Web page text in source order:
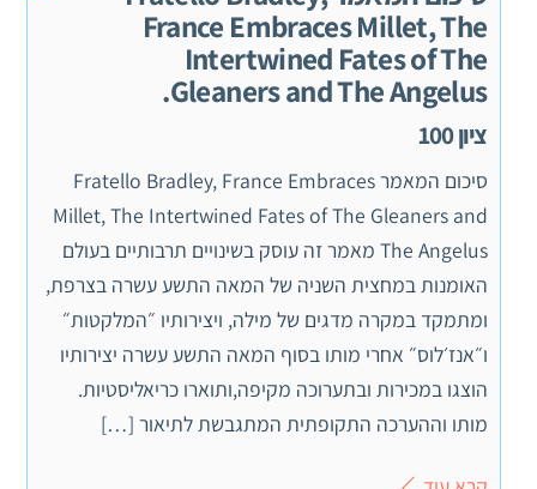
France Embraces Millet, The
Intertwined Fates of The
Gleaners and The Angelus.
ציון 100
סיכום המאמר Fratello Bradley, France Embraces
Millet, The Intertwined Fates of The Gleaners and
The Angelus מאמר זה עוסק בשינויים תרבותיים בעולם
האומנות במחצית השניה של המאה התשע עשרה בצרפת,
ומתמקד במקרה מדגים של מילה, ויצירותיו ״המלקטות״
ו״אנז׳לוס״ אחרי מותו בסוף המאה התשע עשרה יצירותיו
הוצגו במכירות ובתערוכה מקיפה,ותוארו כריאליסטיות.
מותו וההערכה התקופתית המתגבשת לתיאור […]